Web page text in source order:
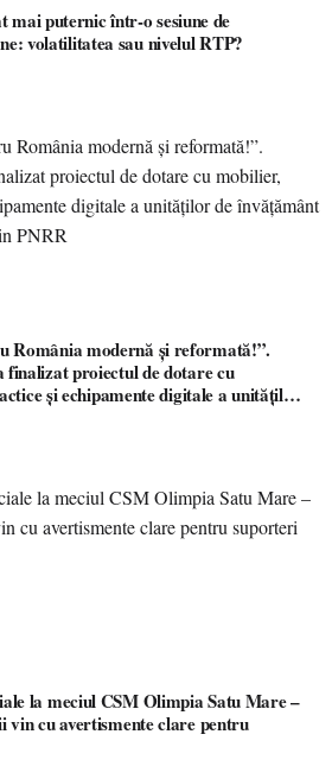
mai puternic într-o sesiune de
volatilitatea sau nivelul RTP?
România modernă și reformată!”.
proiectul de dotare cu
și echipamente digitale a unităților
la meciul CSM Olimpia Satu Mare –
cu avertismente clare pentru